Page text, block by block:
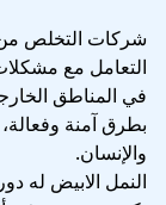
شركات التخلص
التعامل مع
في المناطق
بطرق آمنة
والإنسان.
النمل الابيض له